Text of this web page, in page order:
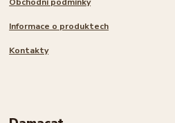
Obchodní podmínky
Informace o produktech
Kontakty